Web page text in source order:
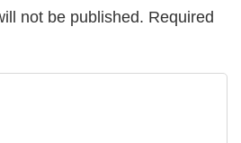
not be published. Required